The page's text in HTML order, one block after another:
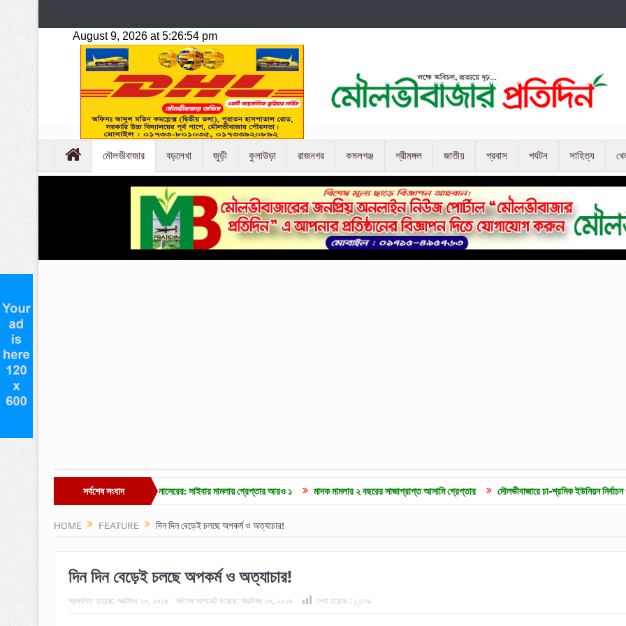
মৌলভীবাজার বড়লেখা জুড়ী কুলাউড়া রাজনগর কমলগঞ্জ শ্রীমঙ্গল জাতীয় প্রবাস পর্যটন সাহিত্য
সর্বশেষ সংবাদ
পড়া ভিডিওকে ‘এআই’ দাবি এমপি নাসেরের: সাইবার মামলায় গ্রেপ্তার আরও ১ মাদক মামলার ২ বছরের সাজাপ্রাপ্ত আসামি গ্রেপ্তার মৌলভীবাজারে চা-শ্রমিক ইউনিয়ন নির্বাচন ও দৈনিক
HOME FEATURE দিন দিন বেড়েই চলছে অপকর্ম ও অত্যাচার!
দিন দিন বেড়েই চলছে অপকর্ম ও অত্যাচার!
প্রকাশিত হয়েছে: অক্টোবর ২০, ২০১৯ সর্বশেষ আপডেট হয়েছে: অক্টোবর ২০, ২০১৯ দেখা হয়েছে : ১,৩৭৯